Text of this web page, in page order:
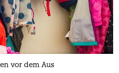
vor dem Aus